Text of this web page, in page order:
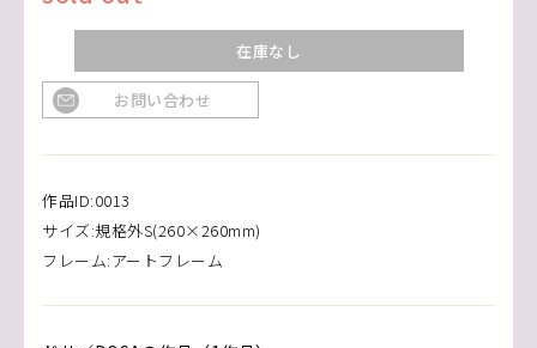
在庫なし
お問い合わせ
作品ID:0013
サイズ:規格外S(260×260mm)
フレーム:アートフレーム